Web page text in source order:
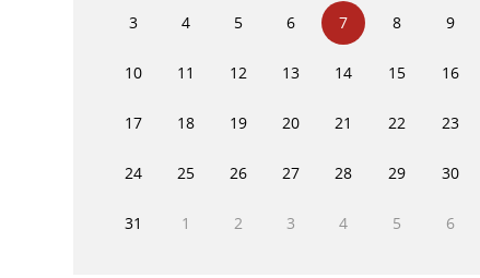
3 4 5 6 7 8 9
10 11 12 13 14 15 16
17 18 19 20 21 22 23
24 25 26 27 28 29 30
31 1 2 3 4 5 6